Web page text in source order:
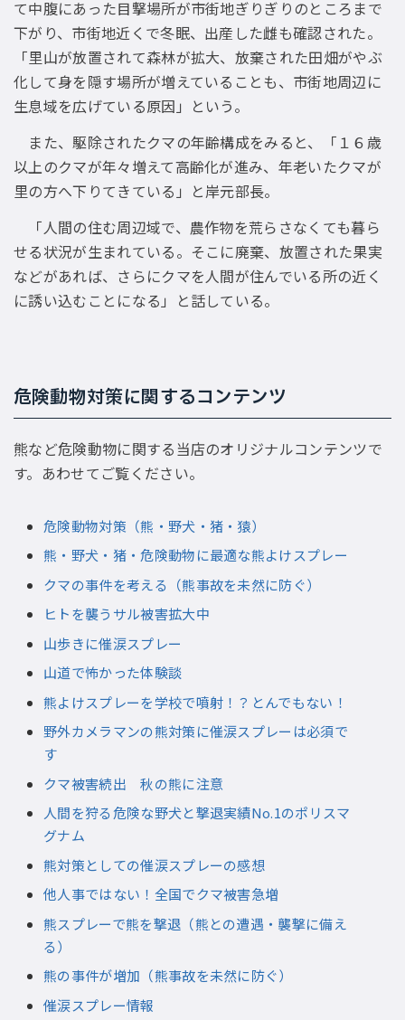
て中腹にあった目撃場所が市街地ぎりぎりのところまで
下がり、市街地近くで冬眠、出産した雌も確認された。
「里山が放置されて森林が拡大、放棄された田畑がやぶ
化して身を隠す場所が増えていることも、市街地周辺に
生息域を広げている原因」という。
また、駆除されたクマの年齢構成をみると、「１６歳
以上のクマが年々増えて高齢化が進み、年老いたクマが
里の方へ下りてきている」と岸元部長。
「人間の住む周辺域で、農作物を荒らさなくても暮ら
せる状況が生まれている。そこに廃棄、放置された果実
などがあれば、さらにクマを人間が住んでいる所の近く
に誘い込むことになる」と話している。
危険動物対策に関するコンテンツ
熊など危険動物に関する当店のオリジナルコンテンツで
す。あわせてご覧ください。
危険動物対策（熊・野犬・猪・猿）
熊・野犬・猪・危険動物に最適な熊よけスプレー
クマの事件を考える（熊事故を未然に防ぐ）
ヒトを襲うサル被害拡大中
山歩きに催涙スプレー
山道で怖かった体験談
熊よけスプレーを学校で噴射！？とんでもない！
野外カメラマンの熊対策に催涙スプレーは必須で
す
クマ被害続出 秋の熊に注意
人間を狩る危険な野犬と撃退実績No.1のポリスマ
グナム
熊対策としての催涙スプレーの感想
他人事ではない！全国でクマ被害急増
熊スプレーで熊を撃退（熊との遭遇・襲撃に備え
る）
熊の事件が増加（熊事故を未然に防ぐ）
催涙スプレー情報